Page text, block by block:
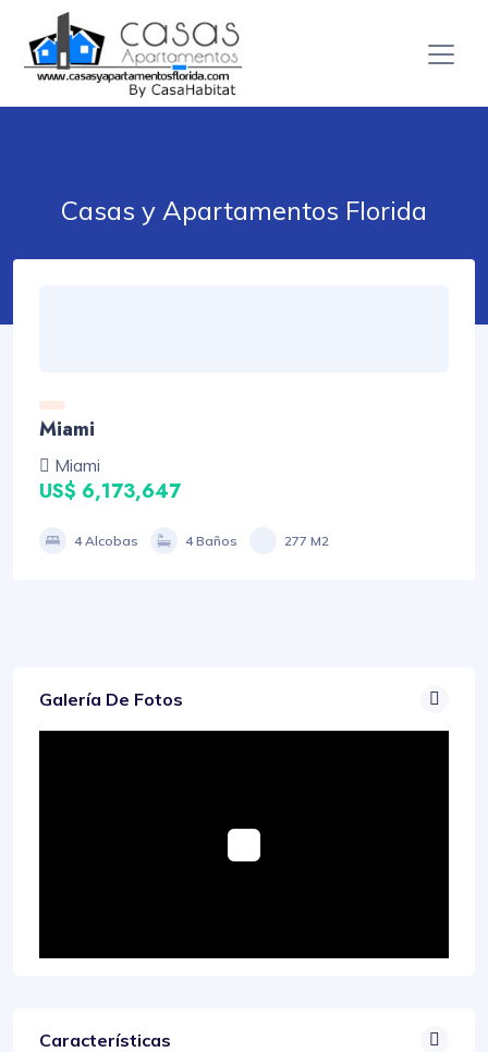
Casas y Apartamentos Florida
Miami
Miami
US$ 6,173,647
4 Alcobas 4 Baños 277 M2
Galería De Fotos
Características